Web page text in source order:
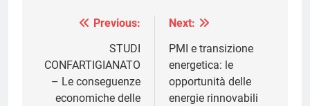
Navigazione
Previous:
STUDI
CONFARTIGIANATO
– Le conseguenze
economiche delle
Next:
PMI e transizione
energetica: le
opportunità delle
energie rinnovabili